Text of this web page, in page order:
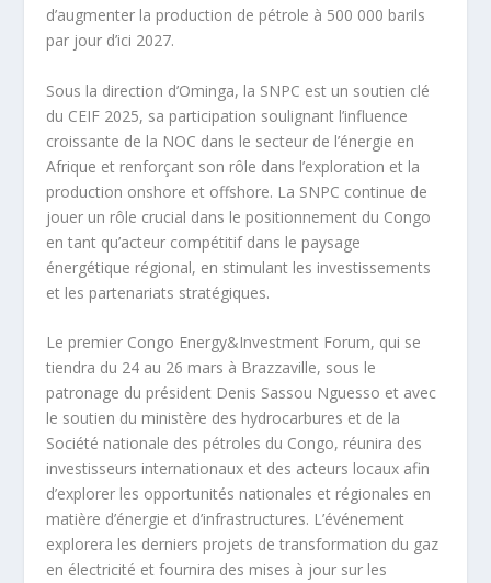
d’augmenter la production de pétrole à 500 000 barils
par jour d’ici 2027.
Sous la direction d’Ominga, la SNPC est un soutien clé
du CEIF 2025, sa participation soulignant l’influence
croissante de la NOC dans le secteur de l’énergie en
Afrique et renforçant son rôle dans l’exploration et la
production onshore et offshore. La SNPC continue de
jouer un rôle crucial dans le positionnement du Congo
en tant qu’acteur compétitif dans le paysage
énergétique régional, en stimulant les investissements
et les partenariats stratégiques.
Le premier Congo Energy&Investment Forum, qui se
tiendra du 24 au 26 mars à Brazzaville, sous le
patronage du président Denis Sassou Nguesso et avec
le soutien du ministère des hydrocarbures et de la
Société nationale des pétroles du Congo, réunira des
investisseurs internationaux et des acteurs locaux afin
d’explorer les opportunités nationales et régionales en
matière d’énergie et d’infrastructures. L’événement
explorera les derniers projets de transformation du gaz
en électricité et fournira des mises à jour sur les